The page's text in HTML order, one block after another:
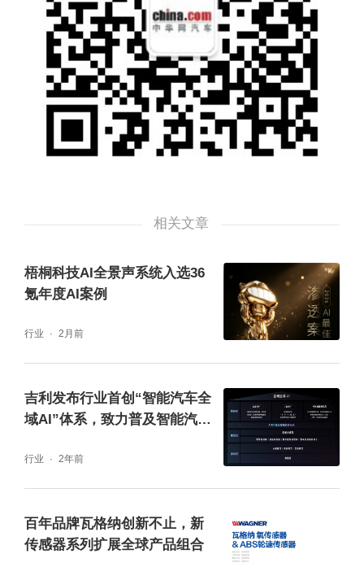
高速公路——成宜高速等。
在智能网联汽车领域，中国信科集团是全球三
大车规级模组供应商之一，高鸿智联C-V2X车
规级模组DMD3A顺利量产，并与中国一汽、
东风、厦门金龙、江淮等著名车企和知名Tier1
生产力变革是社会发展的源动力，技术创新的
道路没有止境。高鸿智联期待在前沿技术创新
中，继续引领技术创新风向，与合作伙伴共同
相关文章
梧桐科技AI全景声系统入选36
氪年度AI案例
行业 2月前
吉利发布行业首创“智能汽车全
域AI”体系，致力普及智能汽车
行业 2年前
百年品牌瓦格纳创新不止，新
传感器系列扩展全球产品组合